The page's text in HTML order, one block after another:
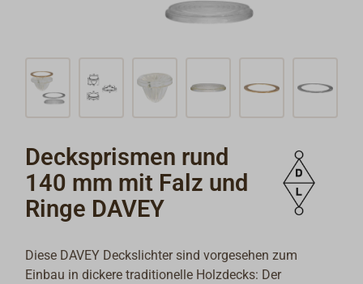
Decksprismen rund
140 mm mit Falz und
Ringe DAVEY
Diese DAVEY Deckslichter sind vorgesehen zum
Einbau in dickere traditionelle Holzdecks: Der